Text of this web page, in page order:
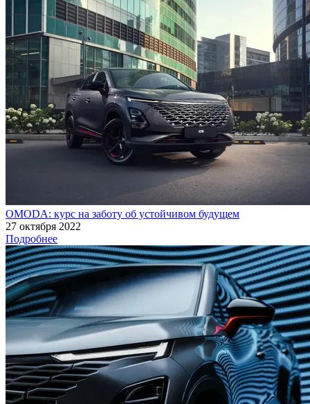
OMODA: курс на заботу об устойчивом будущем
27 октября 2022
Подробнее